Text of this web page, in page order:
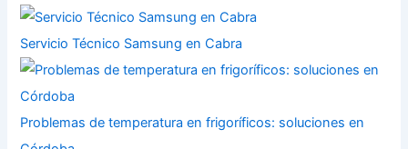
Servicio Técnico Samsung en Cabra
Problemas de temperatura en frigoríficos: soluciones en